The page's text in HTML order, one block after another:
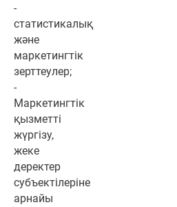
-
статистикалық
және
маркетингтік
зерттеулер;
-
Маркетингтік
қызметті
жүргізу,
жеке
деректер
субъектілеріне
арнайы